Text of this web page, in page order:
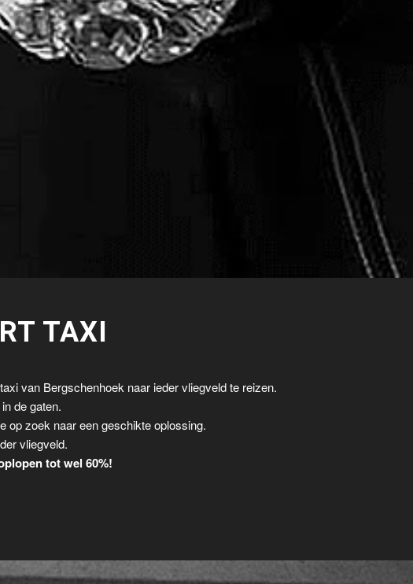
TAXI
van Bergschenhoek naar ieder vliegveld te reizen.
de gaten.
op zoek naar een geschikte oplossing.
vliegveld.
tot wel 60%!